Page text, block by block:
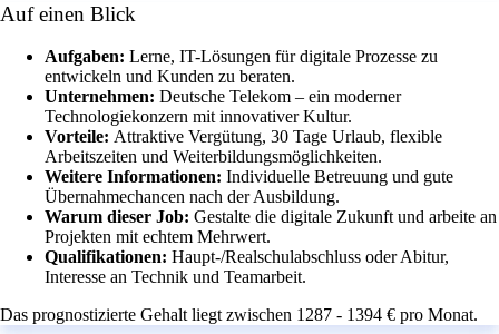
Auf einen Blick
Aufgaben: Lerne, IT-Lösungen für digitale Prozesse zu
entwickeln und Kunden zu beraten.
Unternehmen: Deutsche Telekom – ein moderner
Technologiekonzern mit innovativer Kultur.
Vorteile: Attraktive Vergütung, 30 Tage Urlaub, flexible
Arbeitszeiten und Weiterbildungsmöglichkeiten.
Weitere Informationen: Individuelle Betreuung und gute
Übernahmechancen nach der Ausbildung.
Warum dieser Job: Gestalte die digitale Zukunft und arbeite an
Projekten mit echtem Mehrwert.
Qualifikationen: Haupt-/Realschulabschluss oder Abitur,
Interesse an Technik und Teamarbeit.
Das prognostizierte Gehalt liegt zwischen 1287 - 1394 € pro Monat.